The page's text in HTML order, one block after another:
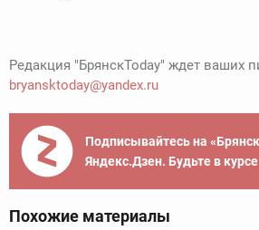
Редакция "БрянскToday" ждет ваших
bryansktoday@yandex.ru
Подписывайтесь на
Яндекс.Дзен. Будьте в
Похожие материалы